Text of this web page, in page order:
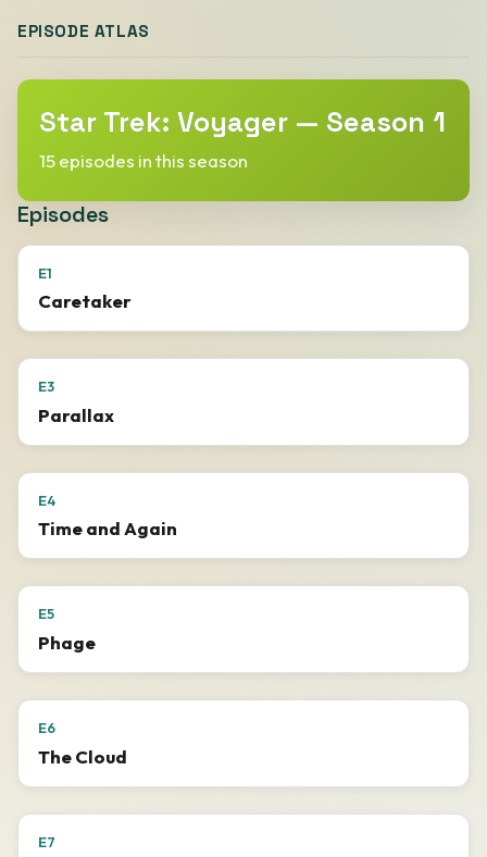
EPISODE ATLAS
Star Trek: Voyager — Season 1
15 episodes in this season
Episodes
E1
Caretaker
E3
Parallax
E4
Time and Again
E5
Phage
E6
The Cloud
E7